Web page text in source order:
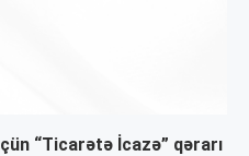
“Ticarətə İcazə” qərarı